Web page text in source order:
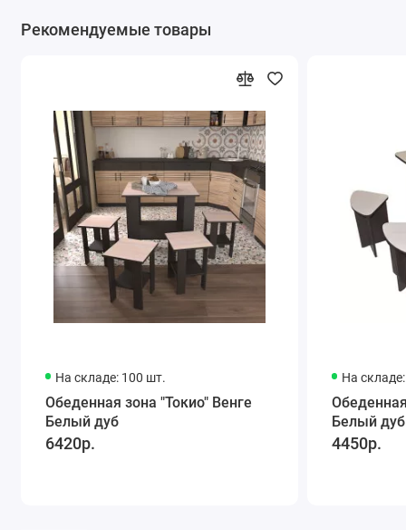
Рекомендуемые товары
На складе: 100 шт.
Обеденная зона "Токио" Венге
Белый дуб
6420р.
На
Белый дуб
4450р.